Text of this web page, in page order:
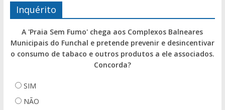
Inquérito
A 'Praia Sem Fumo' chega aos Complexos Balneares
Municipais do Funchal e pretende prevenir e desincentivar
o consumo de tabaco e outros produtos a ele associados.
Concorda?
SIM
NÃO